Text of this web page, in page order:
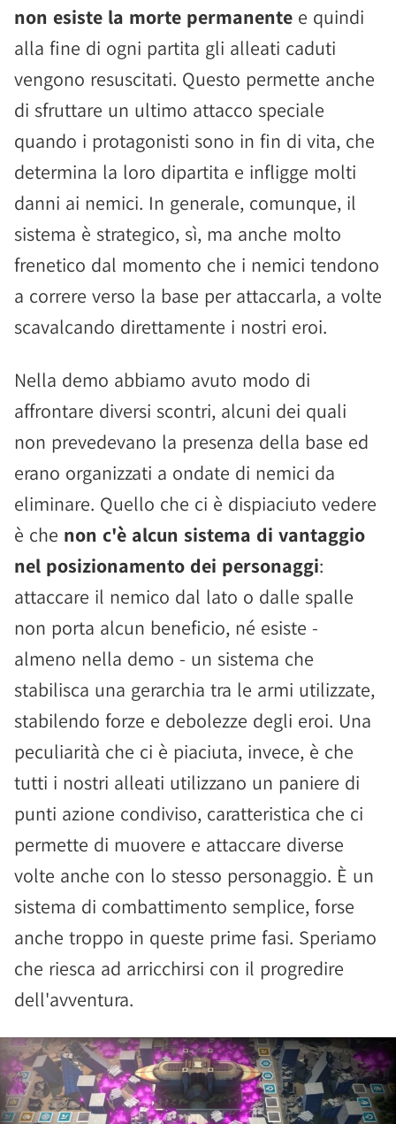
non esiste la morte permanente e quindi
alla fine di ogni partita gli alleati caduti
vengono resuscitati. Questo permette anche
di sfruttare un ultimo attacco speciale
quando i protagonisti sono in fin di vita, che
determina la loro dipartita e infligge molti
danni ai nemici. In generale, comunque, il
sistema è strategico, sì, ma anche molto
frenetico dal momento che i nemici tendono
a correre verso la base per attaccarla, a volte
scavalcando direttamente i nostri eroi.
Nella demo abbiamo avuto modo di
affrontare diversi scontri, alcuni dei quali
non prevedevano la presenza della base ed
erano organizzati a ondate di nemici da
eliminare. Quello che ci è dispiaciuto vedere
è che non c'è alcun sistema di vantaggio
nel posizionamento dei personaggi:
attaccare il nemico dal lato o dalle spalle
non porta alcun beneficio, né esiste -
almeno nella demo - un sistema che
stabilisca una gerarchia tra le armi utilizzate,
stabilendo forze e debolezze degli eroi. Una
peculiarità che ci è piaciuta, invece, è che
tutti i nostri alleati utilizzano un paniere di
punti azione condiviso, caratteristica che ci
permette di muovere e attaccare diverse
volte anche con lo stesso personaggio. È un
sistema di combattimento semplice, forse
anche troppo in queste prime fasi. Speriamo
che riesca ad arricchirsi con il progredire
dell'avventura.